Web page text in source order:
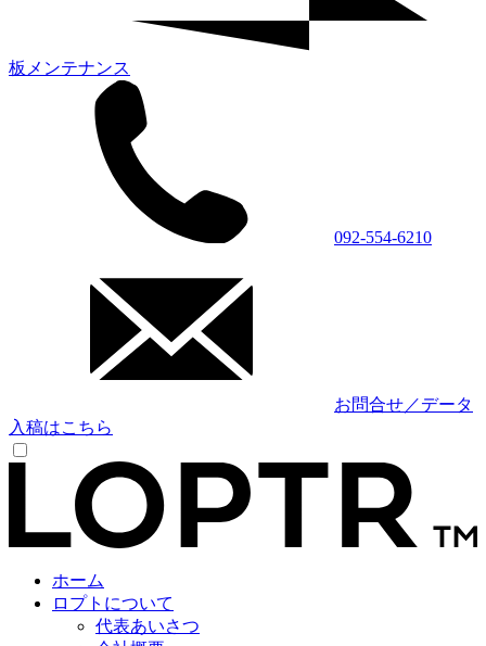
板メンテナンス
092-554-6210
お問合せ／データ
入稿はこちら
ホーム
ロプトについて
代表あいさつ